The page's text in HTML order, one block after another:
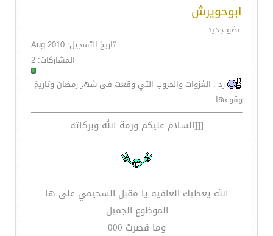
ابوحويرش
عضو جديد
تاريخ التسجيل: Aug 2010
المشاركات: 2
رد : الغزوات والحروب التي وقعت فى شهر رمضان وتاريخ
وقوعها
[[[السلام عليكم ورمة الله وبركاته
الله يعطيك العافيه يا مقبل السحيمي على ها
الموظوع الجميل
وما قصرت 000